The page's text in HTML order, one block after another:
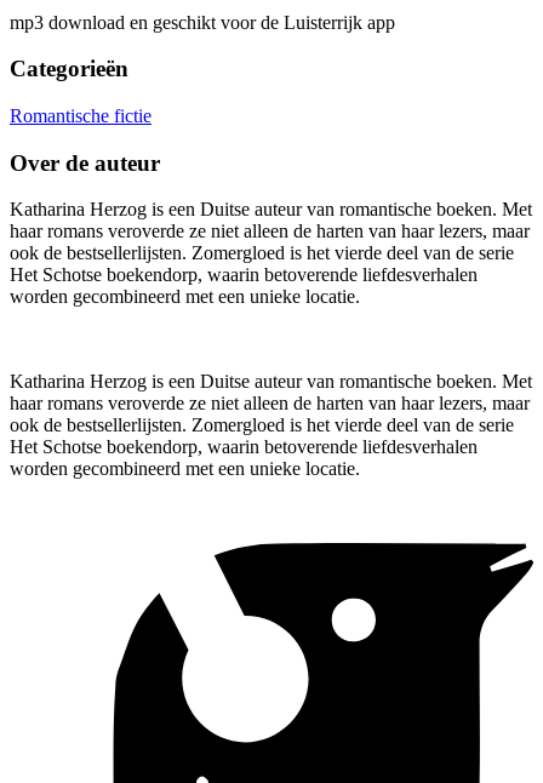
mp3 download en geschikt voor de Luisterrijk app
Categorieën
Romantische fictie
Over de auteur
Katharina Herzog is een Duitse auteur van romantische boeken. Met
haar romans veroverde ze niet alleen de harten van haar lezers, maar
ook de bestsellerlijsten. Zomergloed is het vierde deel van de serie
Het Schotse boekendorp, waarin betoverende liefdesverhalen
worden gecombineerd met een unieke locatie.
Katharina Herzog is een Duitse auteur van romantische boeken. Met
haar romans veroverde ze niet alleen de harten van haar lezers, maar
ook de bestsellerlijsten. Zomergloed is het vierde deel van de serie
Het Schotse boekendorp, waarin betoverende liefdesverhalen
worden gecombineerd met een unieke locatie.